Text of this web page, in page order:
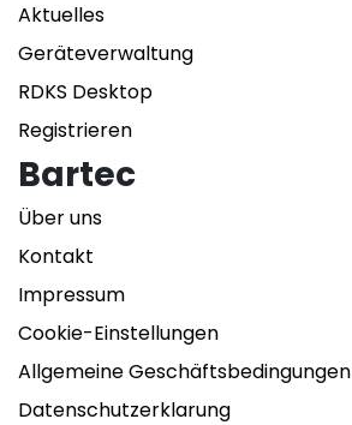
Aktuelles
Geräteverwaltung
RDKS Desktop
Registrieren
Bartec
Über uns
Kontakt
Impressum
Cookie-Einstellungen
Allgemeine Geschäftsbedingungen
Datenschutzerklarung